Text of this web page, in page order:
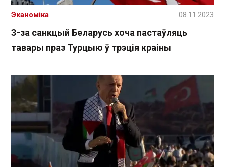
З-за санкцый Беларусь хоча пастаўляць
тавары праз Турцыю ў трэція краіны
Эканоміка 08.11.2023